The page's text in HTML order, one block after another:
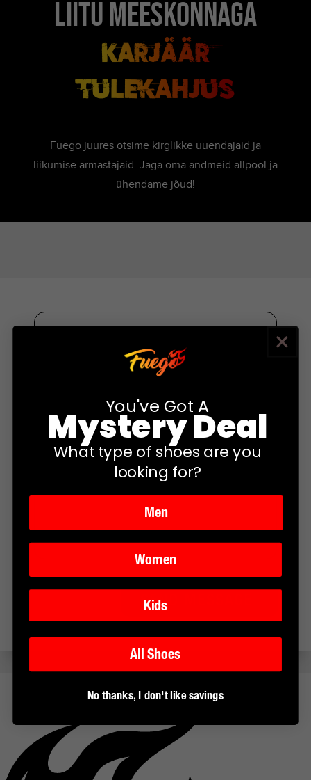
Liitu meeskonnaga
Karjäär
tulekahjus
Fuego juures otsime kirglikke uuendajaid ja
liikumise armastajaid. Jaga oma andmeid allpool ja
ühendame jõud!
Why would you be a great addition to the Fuego team?
SEND MESSAGE
You've Got A
Mystery Deal
What type of shoes are you
looking for?
Men
Women
Kids
All Shoes
No thanks, I don't like savings